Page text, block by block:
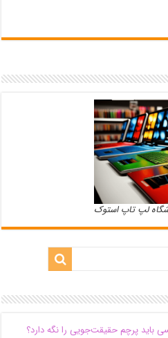
لپ تاپ استوک
باید پرچم حقیقت‌جویی را نگه دارد؟